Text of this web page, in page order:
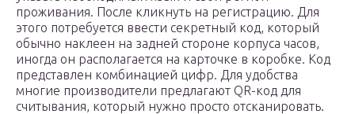
проживания. После кликнуть на регистрацию. Для
этого потребуется ввести секретный код, который
обычно наклеен на задней стороне корпуса часов,
иногда он располагается на карточке в коробке. Код
представлен комбинацией цифр. Для удобства
многие производители предлагают QR-код для
считывания, который нужно просто отсканировать.